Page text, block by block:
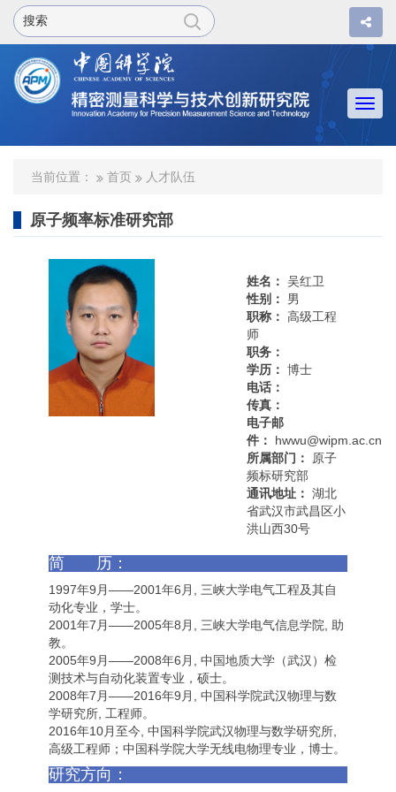
当前位置： 首页 人才队伍
原子频率标准研究部
姓名： 吴红卫
性别：
男
职称： 高级工程
师
职务：
学历： 博士
电话：
传真：
电子邮
件：
hwwu@wipm.ac.cn
所属部门：
原子
频标研究部
通讯地址： 湖北
省武汉市武昌区小
洪山西30号
简 历：
1997年9月——2001年6月, 三峡大学电气工程及其自
动化专业，学士。
2001年7月——2005年8月, 三峡大学电气信息学院, 助
教。
2005年9月——2008年6月, 中国地质大学（武汉）检
测技术与自动化装置专业，硕士。
2008年7月——2016年9月, 中国科学院武汉物理与数
学研究所, 工程师。
2016年10月至今, 中国科学院武汉物理与数学研究所,
高级工程师；中国科学院大学无线电物理专业，博士。
研究方向：